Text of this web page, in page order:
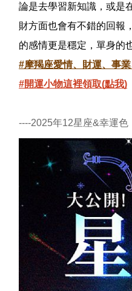
論是去學習新知識，或是
財方面也會有不錯的回報
的感情更是穩定，單身的
#摩羯座愛情、財運、事
#開運小物這裡領取(點我)
----2025年12星座&幸運